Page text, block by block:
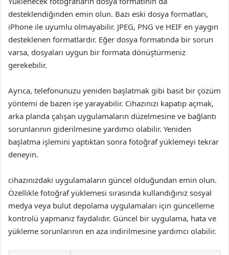
desteklendiğinden emin olun. Bazı eski dosya formatları,
iPhone ile uyumlu olmayabilir. JPEG, PNG ve HEIF en yaygın
desteklenen formatlardır. Eğer dosya formatında bir sorun
varsa, dosyaları uygun bir formata dönüştürmeniz
gerekebilir.
Ayrıca, telefonunuzu yeniden başlatmak gibi basit bir çözüm
yöntemi de bazen işe yarayabilir. Cihazınızı kapatıp açmak,
arka planda çalışan uygulamaların düzelmesine ve bağlantı
sorunlarının giderilmesine yardımcı olabilir. Yeniden
başlatma işlemini yaptıktan sonra fotoğraf yüklemeyi tekrar
deneyin.
cihazınızdaki uygulamaların güncel olduğundan emin olun.
Özellikle fotoğraf yüklemesi sırasında kullandığınız sosyal
medya veya bulut depolama uygulamaları için güncelleme
kontrolü yapmanız faydalıdır. Güncel bir uygulama, hata ve
yükleme sorunlarının en aza indirilmesine yardımcı olabilir.